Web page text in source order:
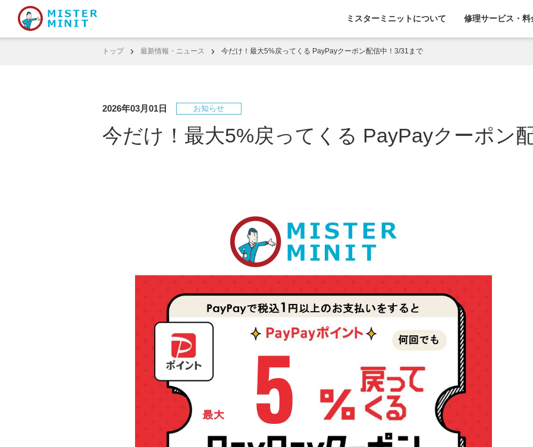
ミスターミニットについて 修理サービス・料
トップ 最新情報・ニュース 今だけ！最大5%戻ってくる PayPayクーポン配信中！3/31まで
2026年03月01日 お知らせ
今だけ！最大5%戻ってくる PayPayクーポン